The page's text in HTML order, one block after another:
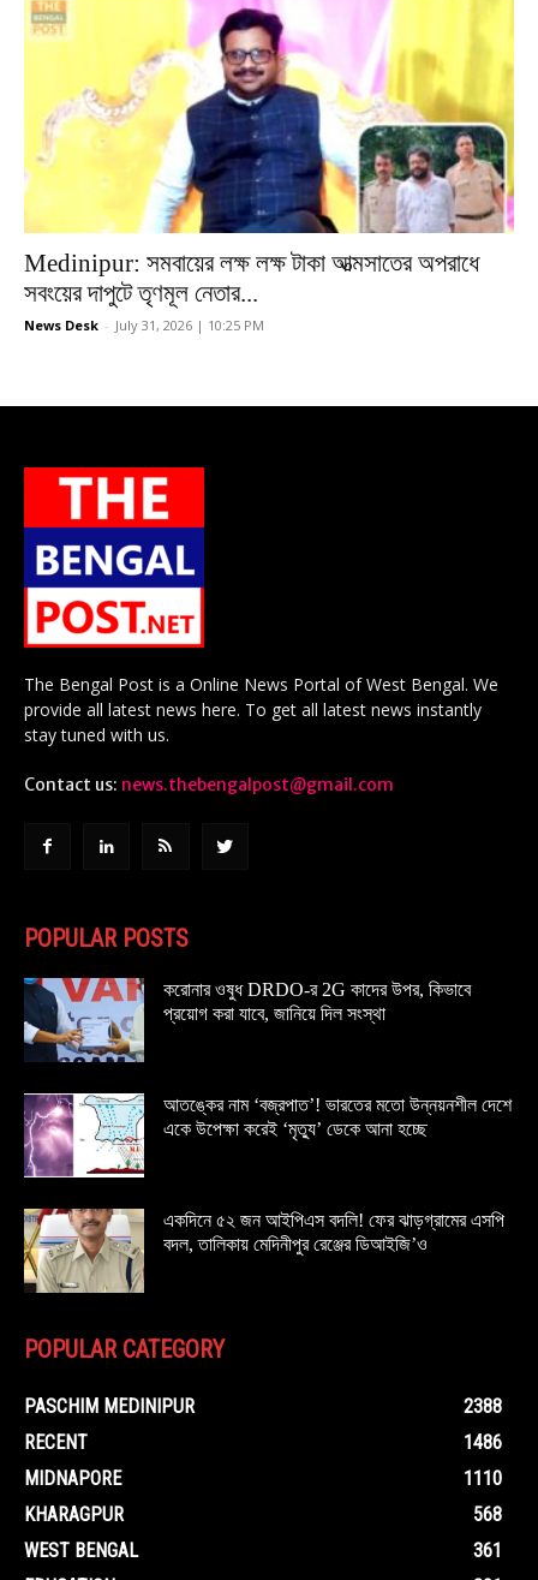
Medinipur: সমবায়ের লক্ষ লক্ষ টাকা আত্মসাতের অপরাধে
সবংয়ের দাপুটে তৃণমূল নেতার...
News Desk - July 31, 2026 | 10:25 PM
The Bengal Post is a Online News Portal of West Bengal. We
provide all latest news here. To get all latest news instantly
stay tuned with us.
Contact us: news.thebengalpost@gmail.com
POPULAR POSTS
করোনার ওষুধ DRDO-র 2G কাদের উপর, কিভাবে
প্রয়োগ করা যাবে, জানিয়ে দিল সংস্থা
আতঙ্কের নাম ‘বজ্রপাত’! ভারতের মতো উন্নয়নশীল দেশে
একে উপেক্ষা করেই ‘মৃত্যু’ ডেকে আনা হচ্ছে
একদিনে ৫২ জন আইপিএস বদলি! ফের ঝাড়গ্রামের এসপি
বদল, তালিকায় মেদিনীপুর রেঞ্জের ডিআইজি’ও
POPULAR CATEGORY
PASCHIM MEDINIPUR
2388
RECENT
1486
MIDNAPORE
1110
KHARAGPUR
568
WEST BENGAL
361